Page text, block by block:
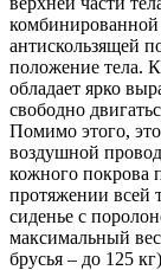
антискользящей
положение тела.
обладает ярко
свободно
Помимо этого,
воздушной
кожного покрова
протяжении всей
сиденье с
максимальный
брусья – до 125